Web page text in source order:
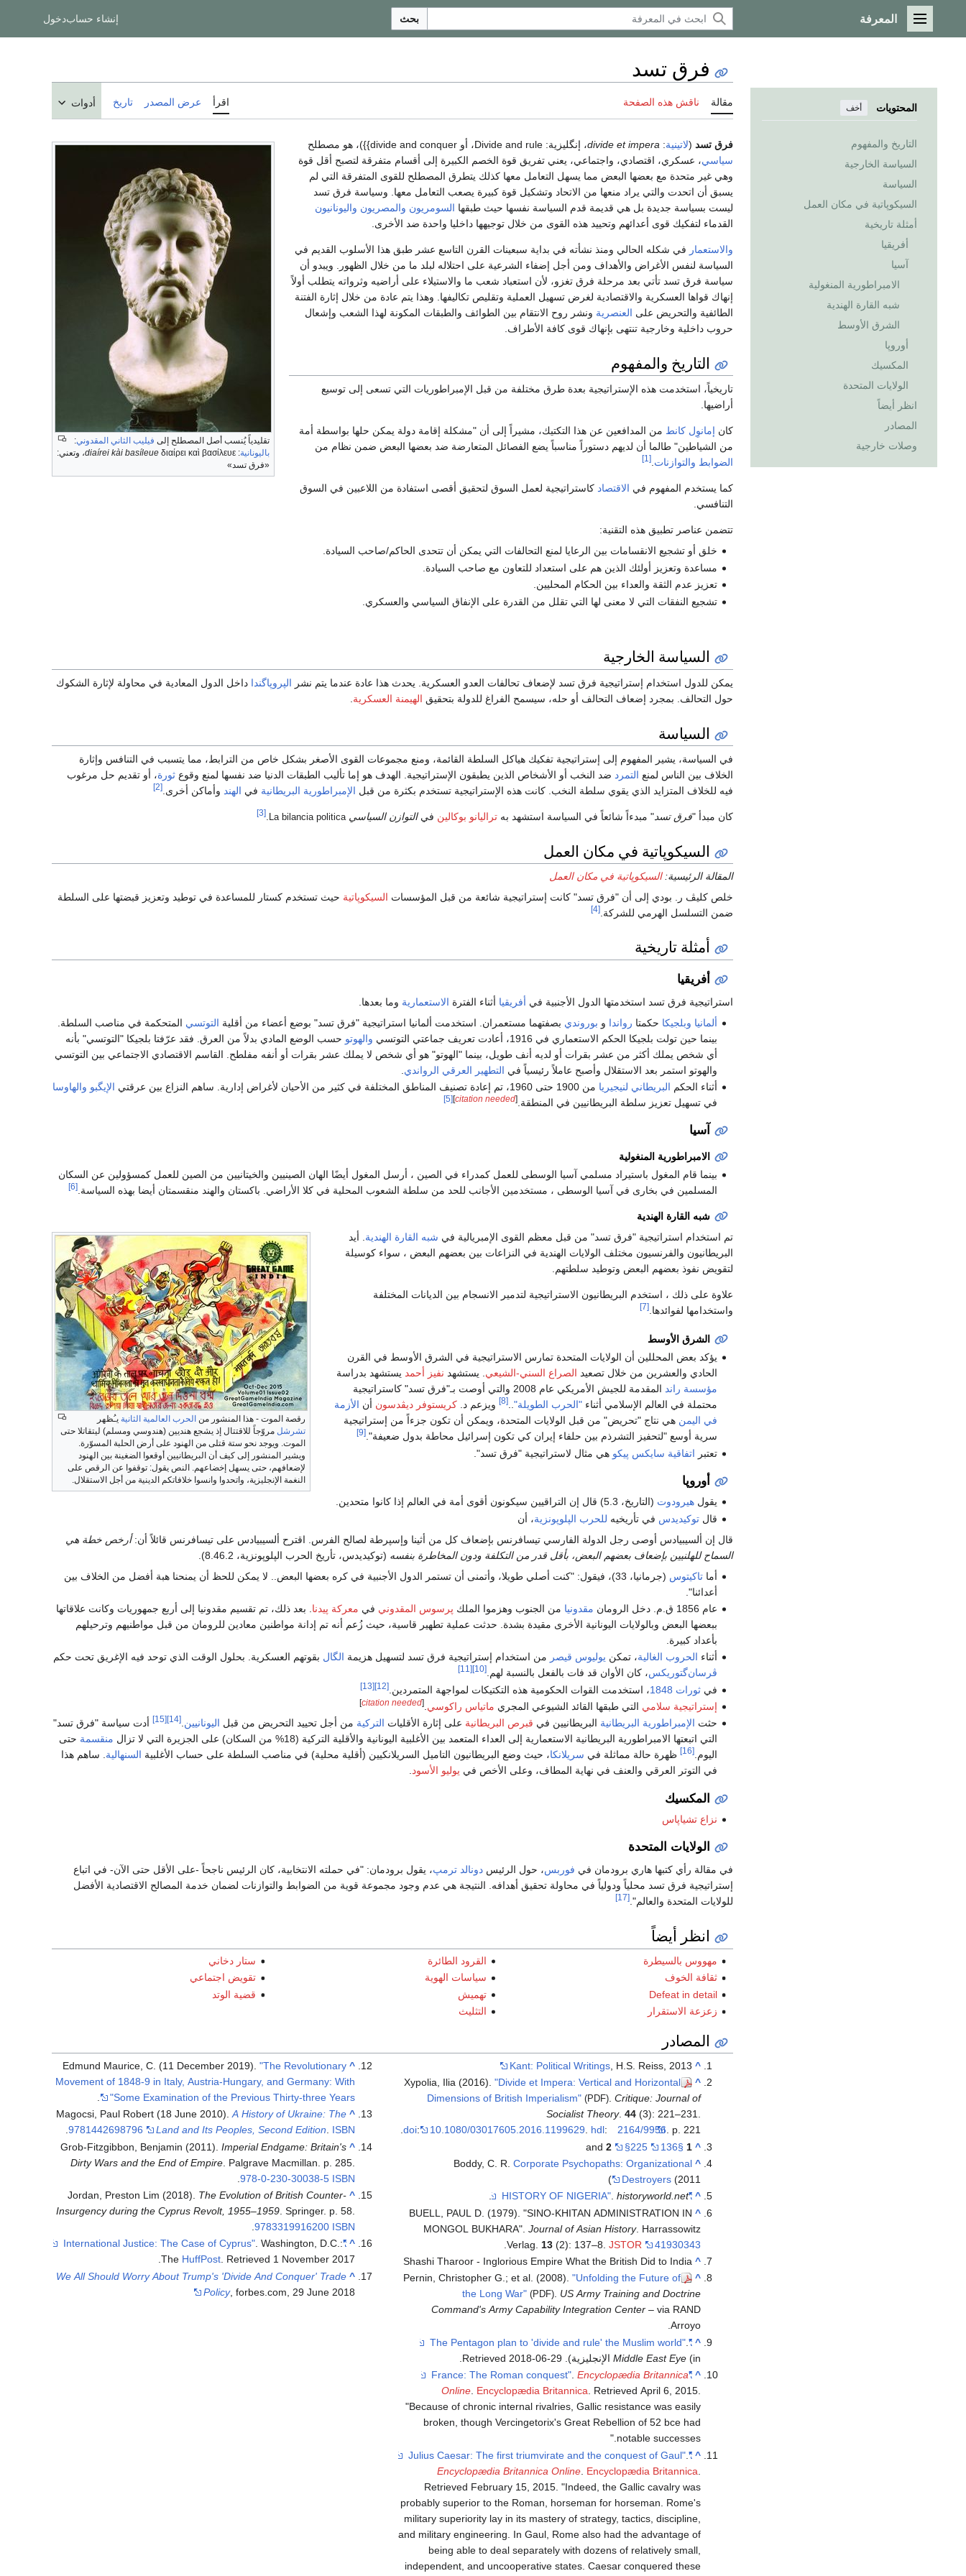
القائمة الرئيسية
المعرفة بحث إنشاء حسابدخول
المحتويات أخف
التاريخ والمفهوم
السياسة الخارجية
السياسة
السيكوپاتية في مكان العمل
أمثلة تاريخية
أفريقيا
آسيا
الامبراطورية المنغولية
شبه القارة الهندية
الشرق الأوسط
أوروپا
المكسيك
الولايات المتحدة
انظر أيضاً
المصادر
وصلات خارجية
فرق تسد
مقالة ناقش هذه الصفحة اقرأ عرض المصدر تاريخ أدوات
تقليدياً يُنسب أصل المصطلح إلى فيليب الثاني المقدوني:
باليونانية:
διαίρει καὶ βασίλευε
diaírei kài basíleue، وتعني:
«فرق تسد»
فرق تسد (لاتينية:
divide et impera، إنگليزية: Divide and rule، أو divide and conquer}})، هو مصطلح
سياسي، عسكري، اقتصادي، واجتماعي، يعني تفريق قوة الخصم الكبيرة إلى أقسام متفرقة لتصبح أقل قوة
وهي غير متحدة مع بعضها البعض مما يسهل التعامل معها كذلك يتطرق المصطلح للقوى المتفرقة التي لم
يسبق أن اتحدت والتي يراد منعها من الاتحاد وتشكيل قوة كبيرة يصعب التعامل معها. وسياسة فرق تسد
ليست بسياسة جديدة بل هي قديمة قدم السياسة نفسها حيث طبقها السومريون والمصريون واليونانيون
القدماء لتفكيك قوى أعدائهم وتحييد هذه القوى من خلال توجيهها داخليا واحدة ضد الأخرى.
والاستعمار في شكله الحالي ومنذ نشأته في بداية سبعينات القرن التاسع عشر طبق هذا الأسلوب القديم في
السياسة لنفس الأغراض والأهداف ومن أجل إضفاء الشرعية على احتلاله لبلد ما من خلال الظهور. ويبدو أن
سياسة فرق تسد تأتي بعد مرحلة فرق تغزو، لأن استعباد شعب ما والاستيلاء على أراضيه وثرواته يتطلب أولاً
إنهاك قواها العسكرية والاقتصادية لغرض تسهيل العملية وتقليص تكاليفها. وهذا يتم عادة من خلال إثارة الفتنة
الطائفية والتحريض على العنصرية ونشر روح الانتقام بين الطوائف والطبقات المكونة لهذا الشعب وإشعال
حروب داخلية وخارجية تنتهى بإنهاك قوى كافة الأطراف.
التاريخ والمفهوم
تاريخياً، استخدمت هذه الإستراتيجية بعدة طرق مختلفة من قبل الإمبراطوريات التي تسعى إلى توسيع
أراضيها.
كان إمانوِل كانط من المدافعين عن هذا التكتيك، مشيراً إلى أن "مشكلة إقامة دولة يمكن حلها بواسطة أمة
من الشياطين" طالما أن لديهم دستوراً مناسباً يضع الفصائل المتعارضة ضد بعضها البعض ضمن نظام من
الضوابط والتوازنات.
[1]
كما يستخدم المفهوم في الاقتصاد كاستراتيجية لعمل السوق لتحقيق أقصى استفادة من اللاعبين في السوق
التنافسي.
تتضمن عناصر تطبيق هذه التقنية:
خلق أو تشجيع الانقسامات بين الرعايا لمنع التحالفات التي يمكن أن تتحدى الحاكم/صاحب السيادة.
مساعدة وتعزيز أولئك الذين هم على استعداد للتعاون مع صاحب السيادة.
تعزيز عدم الثقة والعداء بين الحكام المحليين.
تشجيع النفقات التي لا معنى لها التي تقلل من القدرة على الإنفاق السياسي والعسكري.
السياسة الخارجية
يمكن للدول استخدام إستراتيجية فرق تسد لإضعاف تحالفات العدو العسكرية. يحدث هذا عادة عندما يتم نشر الپروپاگندا داخل الدول المعادية في محاولة لإثارة الشكوك
حول التحالف. بمجرد إضعاف التحالف أو حله، سيسمح الفراغ للدولة بتحقيق الهيمنة العسكرية
السياسة
في السياسة، يشير المفهوم إلى إستراتيجية تفكيك هياكل السلطة القائمة، ومنع مجموعات القوى الأصغر بشكل خاص من الترابط، مما يتسبب في التنافس وإثارة
الخلاف بين الناس لمنع التمرد ضد النخب أو الأشخاص الذين يطبقون الإستراتيجية. الهدف هو إما تأليب الطبقات الدنيا ضد نفسها لمنع وقوع ثورة، أو تقديم حل مرغوب
فيه للخلاف المتزايد الذي يقوي سلطة النخب. كانت هذه الإستراتيجية تستخدم بكثرة من قبل الإمبراطورية البريطانية في الهند وأماكن أخرى. [2]
كان مبدأ "فرق تسد" مبدءاً شائعاً في السياسة استشهد به تراليانو بوكالين فيالتوازن السياسي La bilancia politica
[3]
السيكوپاتية في مكان العمل
المقالة الرئيسية:السيكوپاتية في مكان العمل
خلص كليڤ ر. بودي إلى أن "فرق تسد" كانت إستراتيجية شائعة من قبل المؤسسات السيكوپاتية حيث تستخدم كستار للمساعدة في توطيد وتعزيز قبضتها على السلطة
ضمن التسلسل الهرمي للشركة. [4]
أمثلة تاريخية
أفريقيا
استراتيجية فرق تسد استخدمتها الدول الأجنبية في أفريقيا أثناء الفترة الاستعمارية وما بعدها.
ألمانيا وبلجيكا حكمتا رواندا و بوروندي بصفتهما مستعمران. استخدمت ألمانيا استراتيجية "فرق تسد" بوضع أعضاء من أقلية التوتسي المتحكمة في مناصب السلطة.
بينما حين تولت بلجيكا الحكم الاستعماري في 1916، أعادت تعريف جماعتي التوتسي
والهوتو حسب الوضع المادي بدلاً من العرق. فقد عرّفتا بلجيكا "التوتسي" بأنه
أي شخص يملك أكثر من عشر بقرات أو لديه أنف طويل، بينما "الهوتو" هو أي شخص لا يملك عشر بقرات أو أنفه مفلطح. القاسم الاقتصادي الاجتماعي بين التوتسي
والهوتو استمر بعد الاستقلال وأصبح عاملاً رئيسياً في التطهير العرقي الرواندي
أثناء الحكم البريطاني لنيجيريا من 1900 حتى 1960، تم إعادة تصنيف المناطق المختلفة في كثير من الأحيان لأغراض إدارية. ساهم النزاع بين عرقتي الإيگبو والهاوسا
في تسهيل تعزيز سلطة البريطانيين في المنطقة.[
citation needed
]
[5]
آسيا
الامبراطورية المنغولية
بينما قام المغول باستيراد مسلمي آسيا الوسطى للعمل كمدراء في الصين ، أرسل المغول أيضًا الهان الصينيين والخيتانيين من الصين للعمل كمسؤولين عن السكان
المسلمين في بخارى في آسيا الوسطى ، مستخدمين الأجانب للحد من سلطة الشعوب المحلية في كلا الأراضي. باكستان والهند منقسمتان أيضا بهذه السياسة.[6]
شبه القارة الهندية
رقصة الموت - هذا المنشور من الحرب العالمية الثانية يـُظهر
تشرشل مروّجاً للاقتتال إذ يشجع هنديين (هندوسي ومسلم) ليتقاتلا حتى
الموت. ويوجد نحو ستة قتلى من الهنود على أرض الحلبة المسوّرة.
ويشير المنشور إلى كيف أن البريطانيين أوقعوا الضغينة بين الهنود
لإضعافهم، حتى يسهل إخضاعهم. النص يقول: توقفوا عن الرقص على
النغمة الإنجليزية، واتحدوا وانسوا خلافاتكم الدينية من أجل الاستقلال.
تم استخدام استراتيجية "فرق تسد" من قبل معظم القوى الإمبريالية في شبه القارة الهندية . أيد
البريطانيون والفرنسيون مختلف الولايات الهندية في النزاعات بين بعضهم البعض ، سواء كوسيلة
لتقويض نفوذ بعضهم البعض وتوطيد سلطتهم.
علاوة على ذلك ، استخدم البريطانيون الاستراتيجية لتدمير الانسجام بين الديانات المختلفة
واستخدامها لفوائدها. [7]
الشرق الأوسط
يؤكد بعض المحللين أن الولايات المتحدة تمارس الاستراتيجية في الشرق الأوسط في القرن
الحادي والعشرين من خلال تصعيد الصراع السني-الشيعي . يستشهد نفيز أحمد يستشهد بدراسة
مؤسسة راند
المقدمة للجيش الأمريكي عام 2008 والتي أوصت بـ"فرق تسد" كاستراتيجية
محتملة في العالم الإسلامي أثناء"الحرب الطويلة" ..
[8] ويزعم د.كريستوفر ديڤدسون أن الأزمة
في اليمن هي نتاج "تحريض" من قبل الولايات المتحدة، ويمكن أن تكون جزءاً من إستراتيجية
سرية أوسع "لتحفيز التشرذم بين حلفاء إيران كي تكون إسرائيل محاطة بدول ضعيفة".[9]
تعتبر اتفاقية سايكس پيكو هي مثال لاستراتيجية "فرق تسد".
أوروپا
يقولهيرودوت (التاريخ، 5.3) قال إن التراقيين سيكونون أقوى أمة في العالم إذا كانوا متحدين.
قالتوكيديدس في تأريخيه للحرب الپلوپونزية، أن
قال إن ألسيبيادس أوصى رجل الدولة الفارسي تيسافرنس بإضعاف كل من أثينا وإسپرطة لصالح الفرس. اقترح ألسيبيادس على تيسافرنس قائلاً أن:أرخص خطة هي
السماح للهلنيين بإضعاف بعضهم البعض، بأقل قدر من التكلفة ودون المخاطرة بنفسه (توكيديدس، تأريخ الحرب الپلوپونزية، 8.46.2).
أماتاكيتوس
(جرمانيا، 33)، فيقول: "كنت أصلي طويلا، وأتمنى أن تستمر الدول الأجنبية في كره بعضها البعض.. لا يمكن للحظ أن يمنحنا هبة أفضل من الخلاف بين
أعدائنا".
عام 1856 ق.م. دخل الرومان
مقدونيا من الجنوب وهزموا الملك پرسوس المقدوني في معركة پيدنا . بعد ذلك، تم تقسيم مقدونيا إلى أربع جمهوريات وكانت علاقاتها
ببعضها البعض وبالولايات اليونانية الأخرى مقيدة بشدة. حدثت عملية تطهير قاسية، حيث زُعم أنه تم إدانة مواطنين معادين للرومان من قبل مواطنيهم وترحيلهم
بأعداد كبيرة.
أثناء الحروب الغالية، تمكن يوليوس قيصر من استخدام إستراتيجية فرق تسد لتسهيل هزيمة الگال بقوتهم العسكرية. بحلول الوقت الذي توحد فيه الإغريق تحت حكم
ڤرسان‌گتوريكس، كان الأوان قد فات بالفعل بالنسبة لهم.[10]
[11]
فيثورات 1848 ، استخدمت القوات الحكومية هذه التكتيكات لمواجهة المتمردين.[12]
[13]
إستراتيجية سلامي التي طبقها القائد الشيوعي المجري ماتياس راكوسي .
[
citation needed
]
حثت الإمبراطورية البريطانية البريطانيين في قبرص البريطانية على إثارة الأقليات التركية من أجل تحييد التحريض من قبل اليونانيين.
[14]
[15]
أدت سياسة "فرق تسد"
التي اتبعتها الامبراطورية البريطانية الاستعمارية إلى العداء المتعمد بين الأغلبية اليونانية والأقلية التركية (18% من السكان) على الجزيرة التي لا تزال
منقسمة حتى
اليوم.[16] ظهرة حالة مماثلة في سريلانكا، حيث وضع البريطانيون التاميل السريلانكيين (أقلية محلية) في مناصب السلطة على حساب الأغلبية السنهالية. ساهم هذا
في التوتر العرقي والعنف في نهاية المطاف، وعلى الأخص في يوليو الأسود.
المكسيك
نزاع تشياپاس
الولايات المتحدة
في مقالة رأي كتبها هاري برودمان في فوربس، حول الرئيس دونالد ترمپ، يقول برودمان: "في حملته الانتخابية، كان الرئيس ناجحاً -على الأقل حتى الآن- في اتباع
إستراتيجية فرق تسد محلياً ودولياً في محاولة تحقيق أهدافه. النتيجة هي عدم وجود مجموعة قوية من الضوابط والتوازنات لضمان خدمة المصالح الاقتصادية الأفضل
للولايات المتحدة والعالم".[17]
انظر أيضاً
مهووس بالسيطرة
ثقافة الخوف
Defeat in detail
زعزعة الاستقرار
القرود الطائرة
سياسات الهوية
تهميش
التثليث
ستار دخاني
تقويض اجتماعي
قضية الوتد
المصادر
^
Kant: Political Writings , H.S. Reiss, 2013
^
Xypolia, Ilia (2016)."Divide et Impera: Vertical and Horizontal
Dimensions of British Imperialism" (PDF) .Critique: Journal of
Socialist Theory.44 (3): 221–231.
doi: 10.1080/03017605.2016.1199629 hdl: 2164/9956
p. 221.
^
1
§136
2
§225
^
Boddy, C. R.Corporate Psychopaths: Organizational
Destroyers (2011)
^
"HISTORY OF NIGERIA"
.historyworld.net
.
^
BUELL, PAUL D. (1979). "SINO-KHITAN ADMINISTRATION IN
MONGOL BUKHARA".Journal of Asian History. Harrassowitz
Verlag. 13 (2): 137–8.JSTOR 41930343
.
^
Shashi Tharoor - Inglorious Empire What the British Did to India
^
Pernin, Christopher G.; et al. (2008)."Unfolding the Future of
the Long War" (PDF). US Army Training and Doctrine
Command's Army Capability Integration Center – via RAND
Arroyo.
^
"The Pentagon plan to 'divide and rule' the Muslim world"
.
Middle East Eye (in الإنجليزية) . Retrieved
2018-06-29
^
"France: The Roman conquest"
.Encyclopædia Britannica
Online. Encyclopædia Britannica. RetrievedApril 6, 2015.
Because of chronic internal rivalries, Gallic resistance was easily
broken, though Vercingetorix's Great Rebellion of 52 bce had
notable successes.
^
"Julius Caesar: The first triumvirate and the conquest of Gaul"
.
Encyclopædia Britannica Online Encyclopædia Britannica
Retrieved February 15, 2015 . Indeed, the Gallic cavalry was
probably superior to the Roman, horseman for horseman. Rome's
military superiority lay in its mastery of strategy, tactics, discipline,
and military engineering. In Gaul, Rome also had the advantage of
being able to deal separately with dozens of relatively small,
independent, and uncooperative states. Caesar conquered these
^
Edmund Maurice, C. (11 December 2019)."The Revolutionary
Movement of 1848-9 in Italy, Austria-Hungary, and Germany: With
Some Examination of the Previous Thirty-three Years"
^
Magocsi, Paul Robert (18 June 2010).A History of Ukraine: The
Land and Its Peoples, Second Edition
ISBN
9781442698796
.
^
Grob-Fitzgibbon, Benjamin (2011).Imperial Endgame: Britain's
Dirty Wars and the End of Empire . Palgrave Macmillan. p. 285.
ISBN
978-0-230-30038-5
.
^
Jordan, Preston Lim (2018). The Evolution of British Counter-
Insurgency during the Cyprus Revolt, 1955–1959 . Springer. p. 58.
ISBN
9783319916200
.
^
"International Justice: The Case of Cyprus"
. Washington, D.C.:
The HuffPost. Retrieved 1 November 2017
.
^
We All Should Worry About Trump's 'Divide And Conquer' Trade
Policy, forbes.com, 29 June 2018